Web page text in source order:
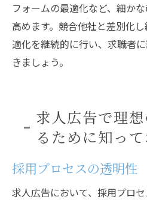
フォームの最適化など、細か
高めます。競合他社と差別化
適化を継続的に行い、求職者
きましょう。
求人広告で理
るために知っ
採用プロセスの透明性
求人広告において、採用プロ